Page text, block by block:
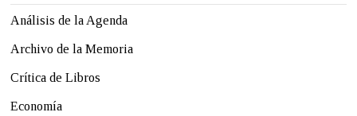
Análisis de la Agenda
Archivo de la Memoria
Crítica de Libros
Economía